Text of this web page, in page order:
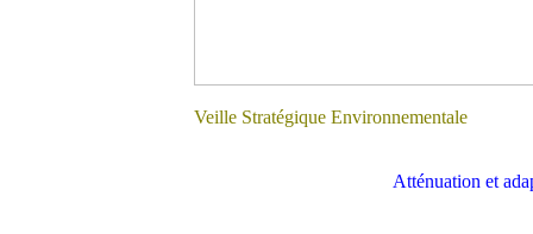
Veille Stratégique Environnementale
Atténuation et